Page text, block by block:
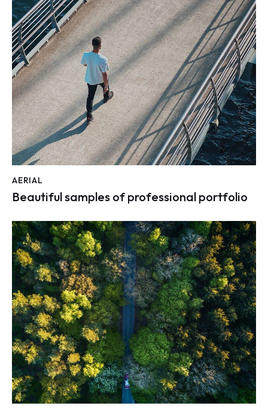
AERIAL
Beautiful samples of professional portfolio